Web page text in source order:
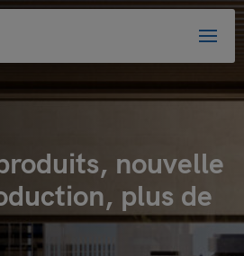
nouvelle
plus de